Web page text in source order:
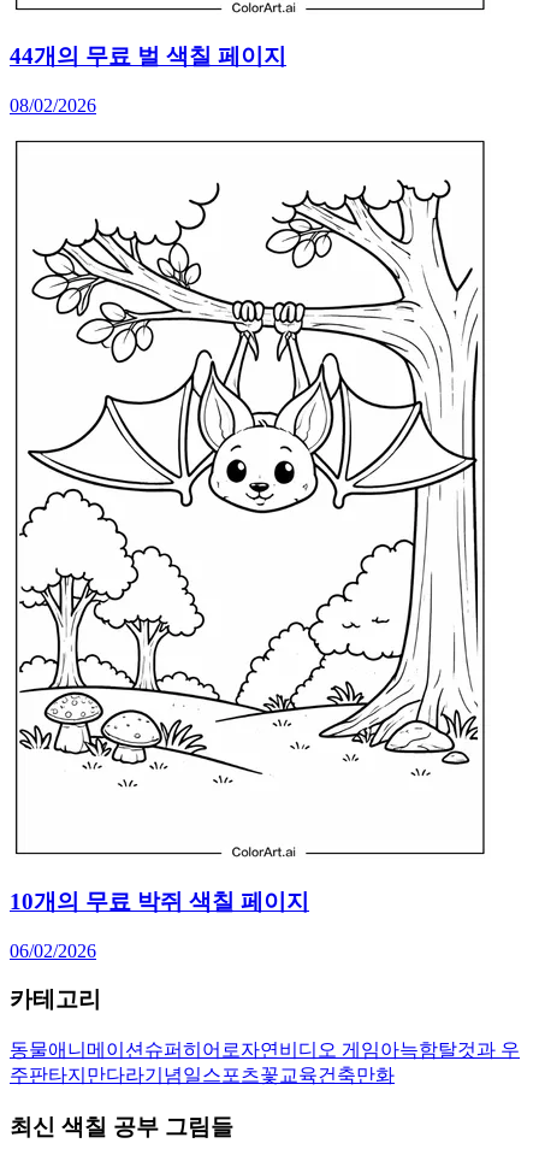
44개의 무료 벌 색칠 페이지
08/02/2026
10개의 무료 박쥐 색칠 페이지
06/02/2026
카테고리
동물애니메이션 슈퍼히어로자연 비디오 게임아늑함탈것과 우
주판타지 만다라기념일스포츠꽃교육건축만화
최신 색칠 공부 그림들